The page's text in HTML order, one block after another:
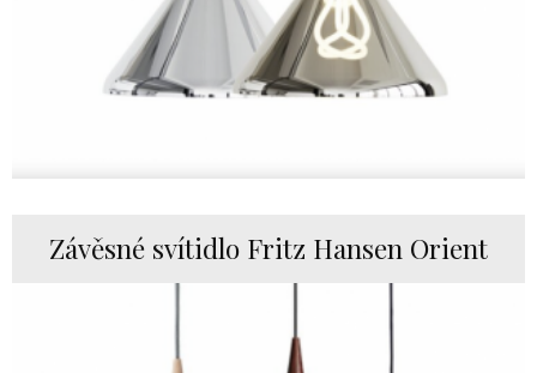
Závěsné svítidlo Fritz Hansen Orient